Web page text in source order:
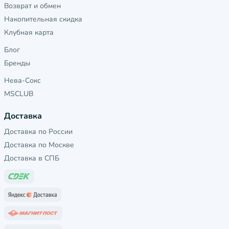
Возврат и обмен
Накопительная скидка
Клубная карта
Блог
Бренды
Нева-Сокс
MSCLUB
Доставка
Доставка по России
Доставка по Москве
Доставка в СПБ